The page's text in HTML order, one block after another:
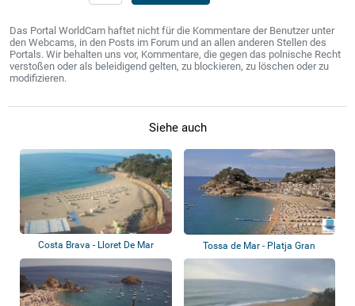
Das Portal WorldCam haftet nicht für die Kommentare der Benutzer unter
den Webcams, in den Posts im Forum und an allen anderen Stellen des
Portals. Wir behalten uns vor, Kommentare, die gegen das polnische Recht
verstoßen oder als beleidigend gelten, zu blockieren, zu löschen oder zu
modifizieren.
Siehe auch
Costa Brava - Lloret De Mar Tossa de Mar - Platja Gran